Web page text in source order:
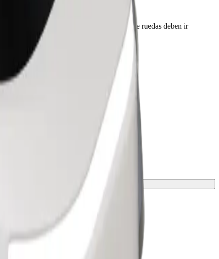
conductor antes de la recogida. Las sillas de ruedas deben ir